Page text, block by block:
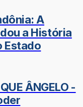
A
a História
Estado
ÂNGELO -